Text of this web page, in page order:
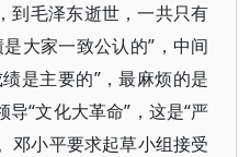
到毛泽东逝世，一共只有
大家一致公认的”，中间
是主要的”，最麻烦的是
“文化大革命”，这是“严
邓小平要求起草小组接受